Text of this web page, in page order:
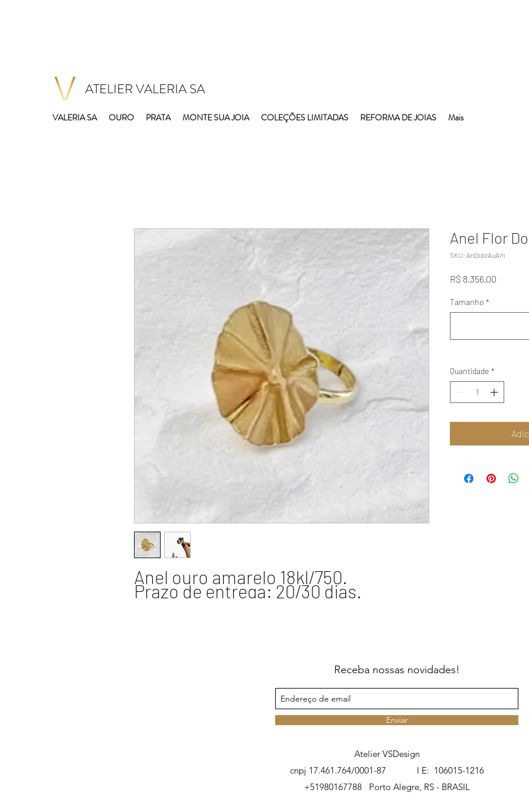
ATELIER VALERIA SA
VALERIA SA OURO PRATA MONTE SUA JOIA COLEÇÕES LIMITADAS REFORMA DE JOIAS Mais
Anel ouro amarelo 18kl/750.
Prazo de entrega: 20/30 dias.
Anel Flor
SKU: AnDobrAuAm
R$ 8.356,00
Tamanho *
Quantidade *
Receba nossas novidades!
Enviar
Atelier VSDesign
cnpj 17.461.764/0001-87 I E: 106015-1216
+51980167788 Porto Alegre, RS - BRASIL